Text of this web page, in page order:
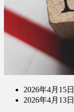
2026年4月15日
2026年4月13日